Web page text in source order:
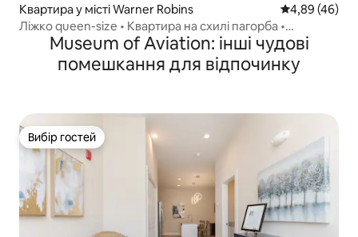
Квартира у місті Warner Robins Середня
4,89 (46)
Ліжко queen-size • Квартира на схилі пагорба •
Квартира А
Museum of Aviation: інші чудові
помешкання для відпочинку
Вибір гостей
Вибір гостей